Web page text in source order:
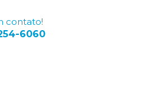
contato!
6060